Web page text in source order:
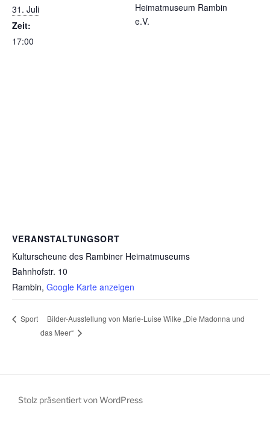
31. Juli
Zeit:
17:00
Heimatmuseum Rambin
e.V.
VERANSTALTUNGSORT
Kulturscheune des Rambiner Heimatmuseums
Bahnhofstr. 10
Rambin, Google Karte anzeigen
Sport
Bilder-Ausstellung von Marie-Luise Wilke „Die Madonna und
das Meer“
Stolz präsentiert von WordPress